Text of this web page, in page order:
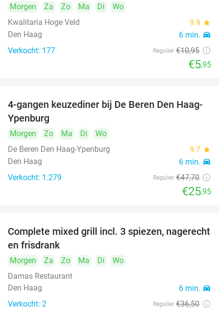
Morgen Za Zo Ma Di
Wo
Kwalitaria Hoge Veld
9.9 star
Den Haag 6 min. directions_car
Verkocht: 177 Regulier €10,95
€5,95
46%
4-gangen keuzediner bij De Beren Den Haag-
Ypenburg
Morgen Zo Ma Di
Wo
De Beren Den Haag-Ypenburg
9.7 star
Den Haag 6 min. directions_car
Verkocht: 1.279 Regulier €47,70
€25,95
34%
Complete mixed grill incl. 3 spiezen, nagerecht
en frisdrank
Morgen Za Zo Ma Di
Wo
Damas Restaurant
Den Haag
6 min. directions_car
Verkocht: 2 Regulier €36,50